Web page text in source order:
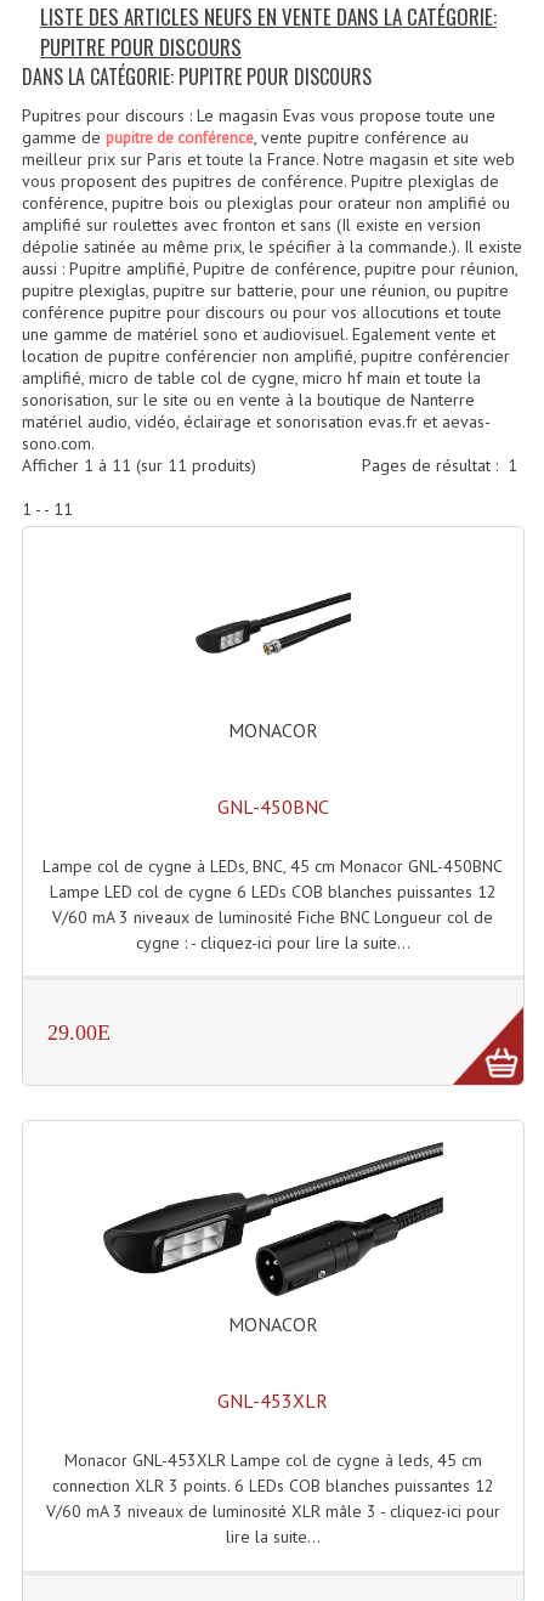
Recevoir Nos Promotions
CATÉGORIES
Sonorisation
Accessoires Pieds Cellules Diamants
Accessoires Enceintes
Accessoires Micro, Pieds De Régie
Cellule (s)
Diamants
Amplificateurs
Amplificateurs Multi-Canaux
Egaliseur Egaliseurs
Enceintes Amplifiées Actives
Caissons De Basses
Enceinte Nomade Bluetooth
Enceintes Hifi
Enceintes Monitoring
Filtres Actifs, Correcteurs
LISTE DES ARTICLES NEUFS EN VENTE DANS LA CATÉGORIE:
PUPITRE POUR DISCOURS
DANS LA CATÉGORIE: PUPITRE POUR DISCOURS
Pupitres pour discours : Le magasin Evas vous propose toute une
gamme de pupitre de conférence, vente pupitre conférence au
meilleur prix sur Paris et toute la France. Notre magasin et site web
vous proposent des pupitres de conférence. Pupitre plexiglas de
conférence, pupitre bois ou plexiglas pour orateur non amplifié ou
amplifié sur roulettes avec fronton et sans (Il existe en version
dépolie satinée au même prix, le spécifier à la commande.). Il existe
aussi : Pupitre amplifié, Pupitre de conférence, pupitre pour réunion,
pupitre plexiglas, pupitre sur batterie, pour une réunion, ou pupitre
conférence pupitre pour discours ou pour vos allocutions et toute
une gamme de matériel sono et audiovisuel. Egalement vente et
location de pupitre conférencier non amplifié, pupitre conférencier
amplifié, micro de table col de cygne, micro hf main et toute la
sonorisation, sur le site ou en vente à la boutique de Nanterre
matériel audio, vidéo, éclairage et sonorisation evas.fr et aevas-
sono.com.
Pages de résultat : 1
Afficher 1 à 11 (sur 11 produits)
1 - - 11
MONACOR
GNL-450BNC
Lampe col de cygne à LEDs, BNC, 45 cm Monacor GNL-450BNC
Lampe LED col de cygne 6 LEDs COB blanches puissantes 12
V/60 mA 3 niveaux de luminosité Fiche BNC Longueur col de
cygne : - cliquez-ici pour lire la suite...
29.00E
MONACOR
GNL-453XLR
Monacor GNL-453XLR Lampe col de cygne à leds, 45 cm
connection XLR 3 points. 6 LEDs COB blanches puissantes 12
V/60 mA 3 niveaux de luminosité XLR mâle 3 - cliquez-ici pour
lire la suite...